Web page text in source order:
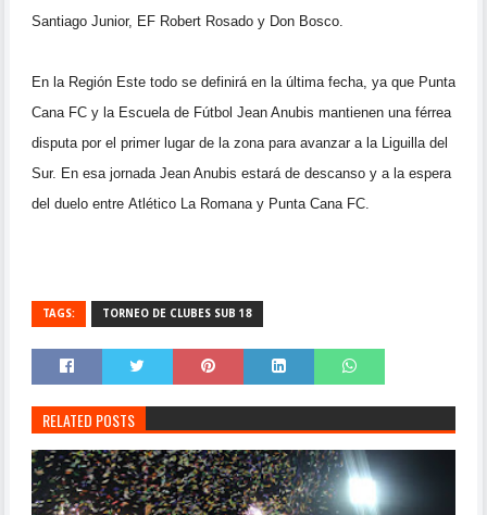
Santiago Junior, EF Robert Rosado y Don Bosco.
En la Región Este todo se definirá en la última fecha, ya que Punta
Cana FC y la Escuela de Fútbol Jean Anubis mantienen una férrea
disputa por el primer lugar de la zona para avanzar a la Liguilla del
Sur. En esa jornada Jean Anubis estará de descanso y a la espera
del duelo entre Atlético La Romana y Punta Cana FC.
TAGS: TORNEO DE CLUBES SUB 18
RELATED POSTS